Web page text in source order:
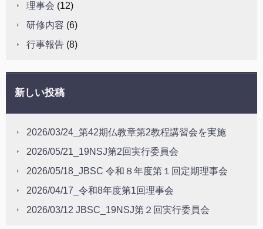
理事会 (12)
研修内容 (6)
行事報告 (8)
新しい投稿
2026/03/24_第42期仏教章第2教程講習会を実施
2026/05/21_19NSJ第2回実行委員会
2026/05/18_JBSC 令和８年度第１回定期理事会
2026/04/17_令和8年度第1回理事会
2026/03/12 JBSC_19NSJ第２回実行委員会